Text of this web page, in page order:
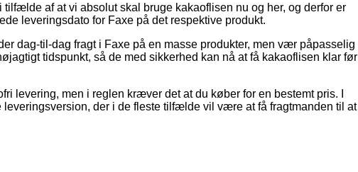
af at vi absolut skal bruge kakaoflisen nu og her, og derfor er
leveringsdato for Faxe på det respektive produkt.
dag-til-dag fragt i Faxe på en masse produkter, men vær påpasselig
tidspunkt, så de med sikkerhed kan nå at få kakaoflisen klar før
levering, men i reglen kræver det at du køber for en bestemt pris. I
der i de fleste tilfælde vil være at få fragtmanden til at